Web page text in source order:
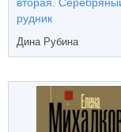
рудник
Дина Рубина